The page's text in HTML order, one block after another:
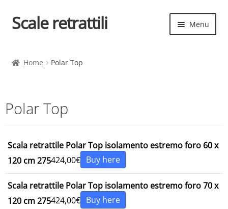
Vai
alla
Vai
al
Scale retrattili Menu
Cart
Scelta rapida
menu
child
Home Polar Top
Polar Top
Scala retrattile Polar Top isolamento estremo foro 60 x
120 cm 275424,00€ Buy here
Scala retrattile Polar Top isolamento estremo foro 70 x
120 cm 275424,00€ Buy here